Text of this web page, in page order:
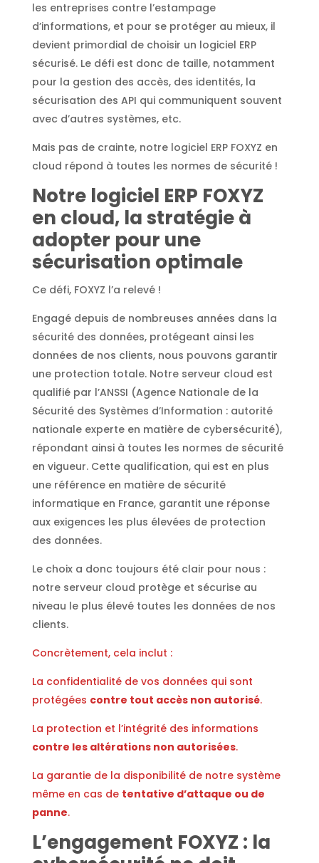
les entreprises contre l’estampage
d’informations, et pour se protéger au mieux, il
devient primordial de choisir un logiciel ERP
sécurisé. Le défi est donc de taille, notamment
pour la gestion des accès, des identités, la
sécurisation des API qui communiquent souvent
avec d’autres systèmes, etc.
Mais pas de crainte, notre logiciel ERP FOXYZ en
cloud répond à toutes les normes de sécurité !
Notre logiciel ERP FOXYZ
en cloud, la stratégie à
adopter pour une
sécurisation optimale
Ce défi, FOXYZ l’a relevé !
Engagé depuis de nombreuses années dans la
sécurité des données, protégeant ainsi les
données de nos clients, nous pouvons garantir
une protection totale. Notre serveur cloud est
qualifié par l’ANSSI (Agence Nationale de la
Sécurité des Systèmes d’Information : autorité
nationale experte en matière de cybersécurité),
répondant ainsi à toutes les normes de sécurité
en vigueur. Cette qualification, qui est en plus
une référence en matière de sécurité
informatique en France, garantit une réponse
aux exigences les plus élevées de protection
des données.
Le choix a donc toujours été clair pour nous :
notre serveur cloud protège et sécurise au
niveau le plus élevé toutes les données de nos
clients.
Concrètement, cela inclut :
La confidentialité de vos données qui sont
protégées contre tout accès non autorisé.
La protection et l’intégrité des informations
contre les altérations non autorisées.
La garantie de la disponibilité de notre système
même en cas de tentative d’attaque ou de
panne.
L’engagement FOXYZ : la